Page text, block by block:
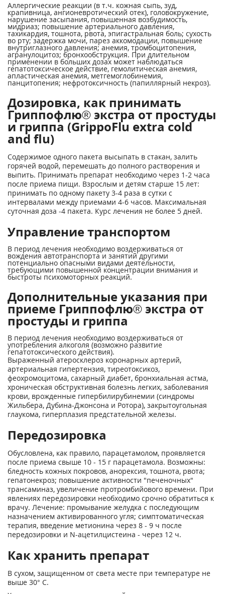
Аллергические реакции (в т.ч. кожная сыпь, зуд,
крапивница, ангионевротический отек), головокружение,
нарушение засыпания, повышенная возбудимость,
мидриаз; повышение артериального давления,
тахикардия, тошнота, рвота, эпигастральная боль; сухость
во рту; задержка мочи, парез аккомодации, повышение
внутриглазного давления; анемия, тромбоцитопения,
агранулоцитоз; бронхообструкция. При длительном
применении в больших дозах может наблюдаться
гепатотоксическое действие, гемолитическая анемия,
апластическая анемия, метгемоглобинемия,
панцитопения; нефротоксичность (папиллярный некроз).
Дозировка, как принимать
Гриппофлю® экстра от простуды
и гриппа (GrippoFlu extra cold
and flu)
Содержимое одного пакета высыпать в стакан, залить
горячей водой, перемешать до полного растворения и
выпить. Принимать препарат необходимо через 1-2 часа
после приема пищи. Взрослым и детям старше 15 лет:
принимать по одному пакету 3-4 раза в сутки с
интервалами между приемами 4-6 часов. Максимальная
суточная доза -4 пакета. Курс лечения не более 5 дней.
Управление транспортом
В период лечения необходимо воздерживаться от
вождения автотранспорта и занятий другими
потенциально опасными видами деятельности,
требующими повышенной концентрации внимания и
быстроты психомоторных реакций.
Дополнительные указания при
приеме Гриппофлю® экстра от
простуды и гриппа
В период лечения необходимо воздерживаться от
употребления алкоголя (возможно развитие
гепатотоксического действия).
Выраженный атеросклероз коронарных артерий,
артериальная гипертензия, тиреотоксикоз,
феохромоцитома, сахарный диабет, бронхиальная астма,
хроническая обструктивная болезнь легких, заболевания
крови, врожденные гипербилирубинемии (синдромы
Жильбера, Дубина-Джонсона и Ротора), закрытоугольная
глаукома, гиперплазия предстательной железы.
Передозировка
Обусловлена, как правило, парацетамолом, проявляется
после приема свыше 10 - 15 г парацетамола. Возможны:
бледность кожных покровов, анорексия, тошнота, рвота;
гепатонекроз; повышение активности "печеночных"
трансаминаз, увеличение протромбийового времени. При
явлениях передозировки необходимо срочно обратиться к
врачу. Лечение: промывание желудка с последующим
назначением активированного угля; симптоматическая
терапия, введение метионина через 8 - 9 ч после
передозировки и N-ацетилцистеина - через 12 ч.
Как хранить препарат
В сухом, защищенном от света месте при температуре не
выше 30° С.